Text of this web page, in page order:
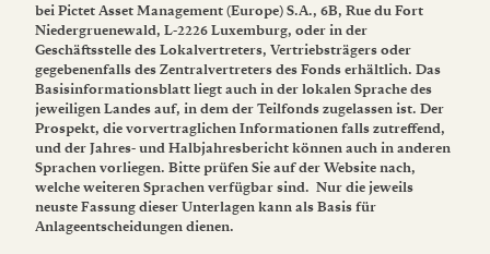
bei Pictet Asset Management (Europe) S.A., 6B, Rue du Fort
Niedergruenewald, L-2226 Luxemburg, oder in der
Geschäftsstelle des Lokalvertreters, Vertriebsträgers oder
gegebenenfalls des Zentralvertreters des Fonds erhältlich. Das
Basisinformationsblatt liegt auch in der lokalen Sprache des
jeweiligen Landes auf, in dem der Teilfonds zugelassen ist. Der
Prospekt, die vorvertraglichen Informationen falls zutreffend,
und der Jahres- und Halbjahresbericht können auch in anderen
Sprachen vorliegen. Bitte prüfen Sie auf der Website nach,
welche weiteren Sprachen verfügbar sind. Nur die jeweils
neuste Fassung dieser Unterlagen kann als Basis für
Anlageentscheidungen dienen.